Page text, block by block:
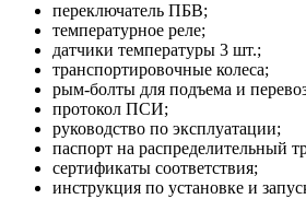
переключатель ПБВ;
температурное реле;
датчики температуры 3 шт.;
транспортировочные колеса;
рым-болты для подъема и
протокол ПСИ;
руководство по эксплуатации;
паспорт на распределительный
сертификаты соответствия;
инструкция по установке и